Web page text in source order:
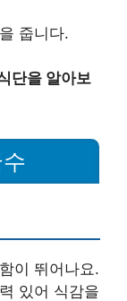
줍니다.
단을 알아보
이 뛰어나요.
있어 식감을